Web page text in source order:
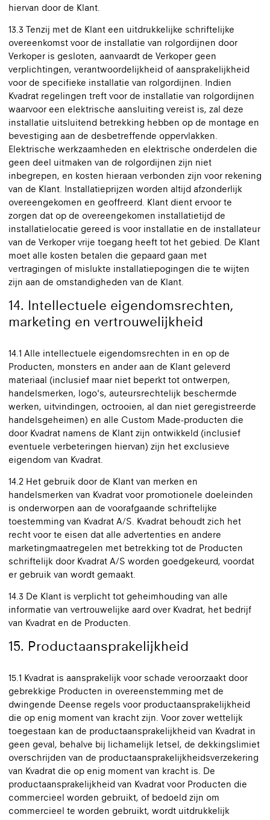
hiervan door de Klant.
13.3 Tenzij met de Klant een uitdrukkelijke schriftelijke
overeenkomst voor de installatie van rolgordijnen door
Verkoper is gesloten, aanvaardt de Verkoper geen
verplichtingen, verantwoordelijkheid of aansprakelijkheid
voor de specifieke installatie van rolgordijnen. Indien
Kvadrat regelingen treft voor de installatie van rolgordijnen
waarvoor een elektrische aansluiting vereist is, zal deze
installatie uitsluitend betrekking hebben op de montage en
bevestiging aan de desbetreffende oppervlakken.
Elektrische werkzaamheden en elektrische onderdelen die
geen deel uitmaken van de rolgordijnen zijn niet
inbegrepen, en kosten hieraan verbonden zijn voor rekening
van de Klant. Installatieprijzen worden altijd afzonderlijk
overeengekomen en geoffreerd. Klant dient ervoor te
zorgen dat op de overeengekomen installatietijd de
installatielocatie gereed is voor installatie en de installateur
van de Verkoper vrije toegang heeft tot het gebied. De Klant
moet alle kosten betalen die gepaard gaan met
vertragingen of mislukte installatiepogingen die te wijten
zijn aan de omstandigheden van de Klant.
14. Intellectuele eigendomsrechten,
marketing en vertrouwelijkheid
14.1 Alle intellectuele eigendomsrechten in en op de
Producten, monsters en ander aan de Klant geleverd
materiaal (inclusief maar niet beperkt tot ontwerpen,
handelsmerken, logo's, auteursrechtelijk beschermde
werken, uitvindingen, octrooien, al dan niet geregistreerde
handelsgeheimen) en alle Custom Made-producten die
door Kvadrat namens de Klant zijn ontwikkeld (inclusief
eventuele verbeteringen hiervan) zijn het exclusieve
eigendom van Kvadrat.
14.2 Het gebruik door de Klant van merken en
handelsmerken van Kvadrat voor promotionele doeleinden
is onderworpen aan de voorafgaande schriftelijke
toestemming van Kvadrat A/S. Kvadrat behoudt zich het
recht voor te eisen dat alle advertenties en andere
marketingmaatregelen met betrekking tot de Producten
schriftelijk door Kvadrat A/S worden goedgekeurd, voordat
er gebruik van wordt gemaakt.
14.3 De Klant is verplicht tot geheimhouding van alle
informatie van vertrouwelijke aard over Kvadrat, het bedrijf
van Kvadrat en de Producten.
15. Productaansprakelijkheid
15.1 Kvadrat is aansprakelijk voor schade veroorzaakt door
gebrekkige Producten in overeenstemming met de
dwingende Deense regels voor productaansprakelijkheid
die op enig moment van kracht zijn. Voor zover wettelijk
toegestaan kan de productaansprakelijkheid van Kvadrat in
geen geval, behalve bij lichamelijk letsel, de dekkingslimiet
overschrijden van de productaansprakelijkheidsverzekering
van Kvadrat die op enig moment van kracht is. De
productaansprakelijkheid van Kvadrat voor Producten die
commercieel worden gebruikt, of bedoeld zijn om
commercieel te worden gebruikt, wordt uitdrukkelijk